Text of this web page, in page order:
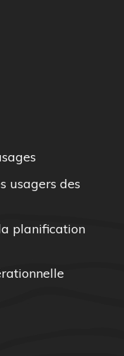
usagers des
planification